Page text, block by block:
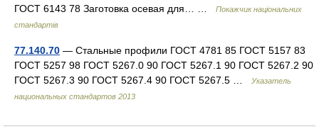
ГОСТ 6143 78 Заготовка осевая для… …
Покажчик національних
стандартів
77.140.70 — Стальные профили ГОСТ 4781 85 ГОСТ 5157 83
ГОСТ 5257 98 ГОСТ 5267.0 90 ГОСТ 5267.1 90 ГОСТ 5267.2 90
ГОСТ 5267.3 90 ГОСТ 5267.4 90 ГОСТ 5267.5 …
Указатель
национальных стандартов 2013